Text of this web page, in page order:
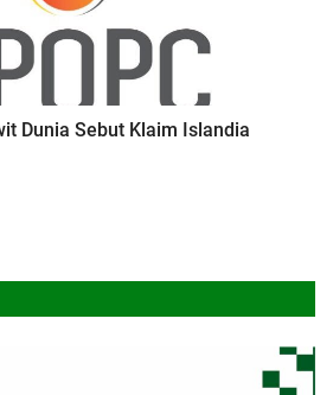
Dunia Sebut Klaim Islandia